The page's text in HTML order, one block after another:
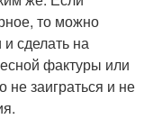
из квадратных
модулей
то можно
сделать на
фактуры или
не заиграться и не